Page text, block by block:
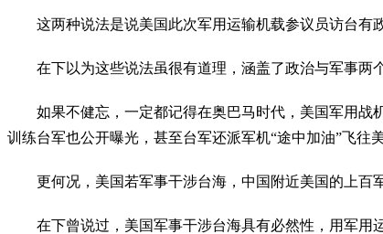
这两种说法是说美国此次军用运输机载参议员访台有政
在下以为这些说法虽很有道理，涵盖了政治与军事两个
如果不健忘，一定都记得在奥巴马时代，美国军用战
训练台军也公开曝光，甚至台军还派军机“途中加油”飞往
更何况，美国若军事干涉台海，中国附近美国的上百军
在下曾说过，美国军事干涉台海具有必然性，用军用